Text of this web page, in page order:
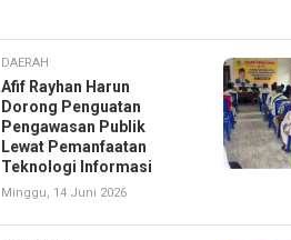
DAERAH
Afif Rayhan Harun
Dorong Penguatan
Pengawasan Publik
Lewat Pemanfaatan
Teknologi Informasi
Minggu, 14 Juni 2026